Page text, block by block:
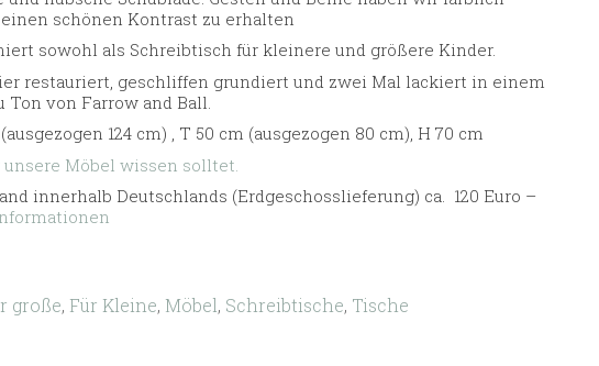
schönen Kontrast zu erhalten
sowohl als Schreibtisch für kleinere und größere Kinder.
restauriert, geschliffen grundiert und zwei Mal lackiert in einem
von Farrow and Ball.
124 cm) , T 50 cm (ausgezogen 80 cm), H 70 cm
Möbel wissen solltet.
innerhalb Deutschlands (Erdgeschosslieferung) ca. 120 Euro –
große, Für Kleine, Möbel, Schreibtische, Tische